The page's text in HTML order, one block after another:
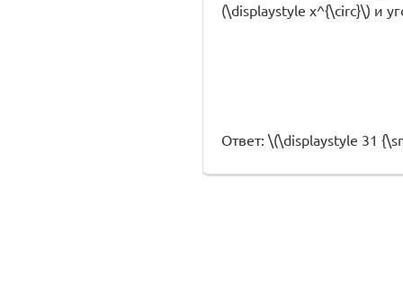
(\displaystyle x^{\circ}\) и
Ответ: \(\displaystyle 31